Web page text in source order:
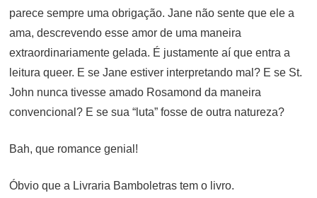
parece sempre uma obrigação. Jane não sente que ele a
ama, descrevendo esse amor de uma maneira
extraordinariamente gelada. É justamente aí que entra a
leitura queer. E se Jane estiver interpretando mal? E se St.
John nunca tivesse amado Rosamond da maneira
convencional? E se sua “luta” fosse de outra natureza?
Bah, que romance genial!
Óbvio que a Livraria Bamboletras tem o livro.